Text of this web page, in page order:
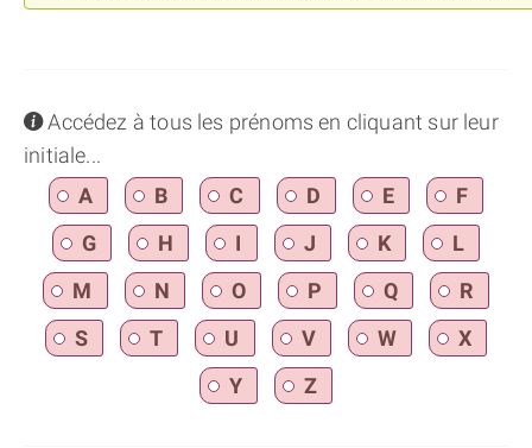
infoAccédez à tous les prénoms en cliquant sur leur
initiale...
A
B C D E
F
G
H I J K
L
M
N O P Q
R
S
T U V W
X
Y
Z